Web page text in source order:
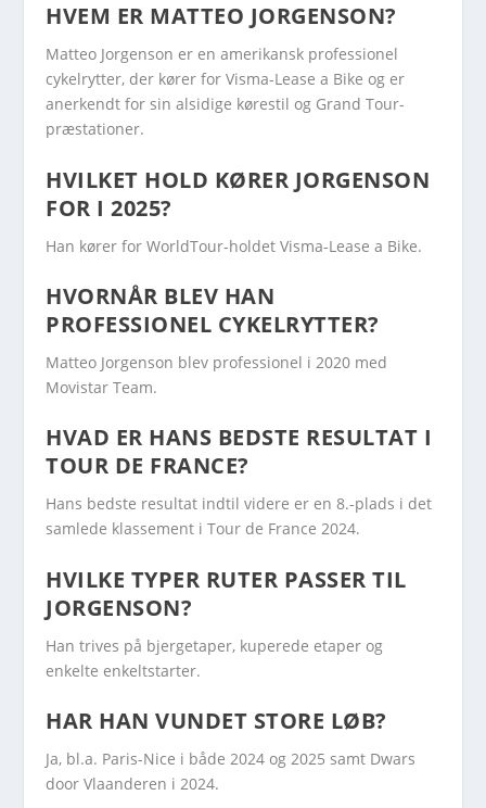
HVEM ER MATTEO JORGENSON?
Matteo Jorgenson er en amerikansk professionel
cykelrytter, der kører for Visma-Lease a Bike og er
anerkendt for sin alsidige kørestil og Grand Tour-
præstationer.
HVILKET HOLD KØRER JORGENSON
FOR I 2025?
Han kører for WorldTour-holdet Visma-Lease a Bike.
HVORNÅR BLEV HAN
PROFESSIONEL CYKELRYTTER?
Matteo Jorgenson blev professionel i 2020 med
Movistar Team.
HVAD ER HANS BEDSTE RESULTAT I
TOUR DE FRANCE?
Hans bedste resultat indtil videre er en 8.-plads i det
samlede klassement i Tour de France 2024.
HVILKE TYPER RUTER PASSER TIL
JORGENSON?
Han trives på bjergetaper, kuperede etaper og
enkelte enkeltstarter.
HAR HAN VUNDET STORE LØB?
Ja, bl.a. Paris-Nice i både 2024 og 2025 samt Dwars
door Vlaanderen i 2024.